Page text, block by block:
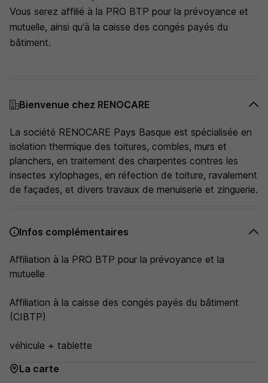
Vous serez affilié à la PRO BTP pour la prévoyance et
mutuelle, ainsi qu'à la caisse des congés payés du
bâtiment.
Bienvenue chez RENOCARE
La société RENOCARE Pays Basque est spécialisée en
isolation thermique des toitures, combles, murs et
planchers, en traitement des charpentes contres les
insectes xylophages, en réfection de toiture, ravalement
de façades, et divers travaux de menuiserie et zinguerie.
Infos complémentaires
Affiliation à la PRO BTP pour la prévoyance et la
mutuelle
Affiliation à la caisse des congés payés du bâtiment
(CIBTP)
véhicule + tablette
La carte